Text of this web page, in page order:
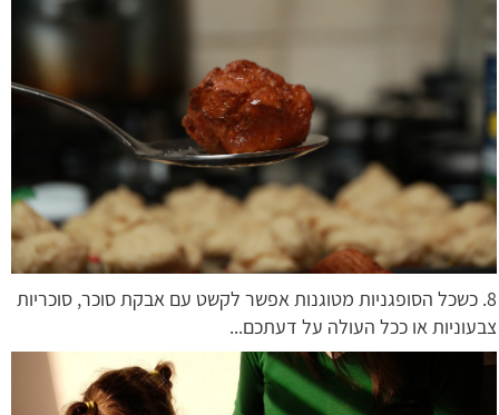
8. כשכל הסופגניות מטוגנות אפשר לקשט עם אבקת סוכר, סוכריות
צבעוניות או ככל העולה על דעתכם...